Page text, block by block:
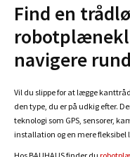
Find en
navigere
Vil du slippe for at lægge
den type, du er på udkig efter.
teknologi som GPS, sensorer,
installation og en mere fleksibel